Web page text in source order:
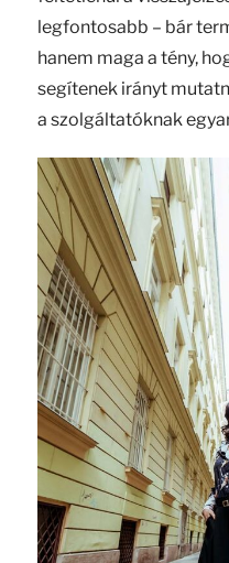
legfontosabb – bár
hanem maga a tény,
segítenek irányt
a szolgáltatóknak